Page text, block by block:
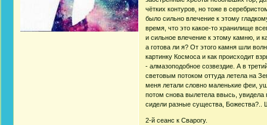
чётких контуров, но тоже в
было сильно влечение к этому
время, что это какое-то хранилище
и сильное влечение к этому камню, и
а готова ли я? От этого камня шли
картинку Космоса и как происходит
- алмазоподобное созвездие. А в
световым потоком оттуда летела на
меня летали словно маленькие феи,
потом снова вылетела ввысь, увидела
сидели разные существа, Божества?..
2-й сеанс к Сварогу.